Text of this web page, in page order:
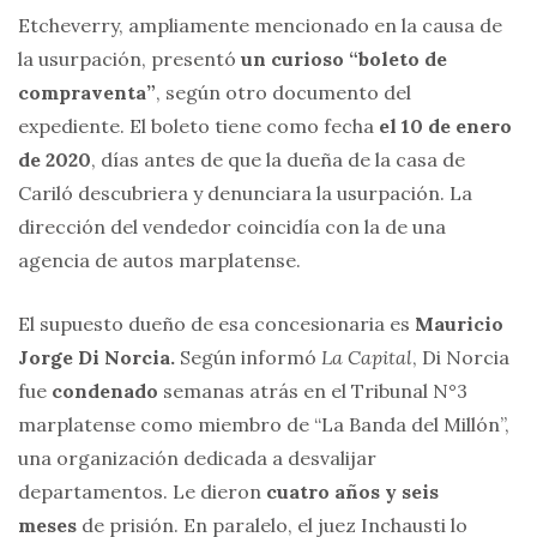
Etcheverry, ampliamente mencionado en la causa de
la usurpación, presentó un curioso “boleto de
compraventa”, según otro documento del
expediente. El boleto tiene como fecha el 10 de enero
de 2020, días antes de que la dueña de la casa de
Cariló descubriera y denunciara la usurpación. La
dirección del vendedor coincidía con la de una
agencia de autos marplatense.
El supuesto dueño de esa concesionaria es Mauricio
Jorge Di Norcia. Según informó La Capital, Di Norcia
fue condenado semanas atrás en el Tribunal N°3
marplatense como miembro de “La Banda del Millón”,
una organización dedicada a desvalijar
departamentos. Le dieron cuatro años y seis
meses de prisión. En paralelo, el juez Inchausti lo